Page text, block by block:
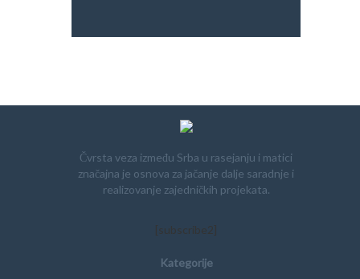
Čvrsta veza između Srba u rasejanju i matici
značajna je osnova za jačanje dalje saradnje i
realizovanje zajedničkih projekata.
[subscribe2]
Kategorije